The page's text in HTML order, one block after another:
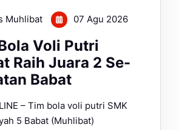
Muhlibat 07 Agu 2026
Voli Putri
Raih Juara 2 Se-
Babat
– Tim bola voli putri SMK
5 Babat (Muhlibat)